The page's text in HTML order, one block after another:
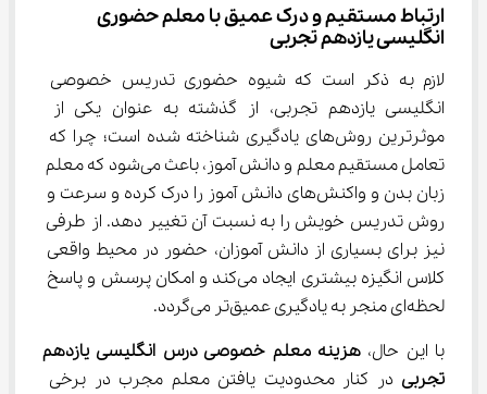
ارتباط مستقیم و درک عمیق با معلم حضوری
انگلیسی یازدهم تجربی
لازم به ذکر است که شیوه حضوری تدریس خصوصی
انگلیسی یازدهم تجربی، از گذشته به عنوان یکی از
موثرترین روش‌های یادگیری شناخته شده است؛ چرا که
تعامل مستقیم معلم و دانش آموز، باعث می‌شود که معلم
زبان بدن و واکنش‌های دانش آموز را درک کرده و سرعت و
روش تدریس خویش را به نسبت آن تغییر دهد. از طرفی
نیز برای بسیاری از دانش آموزان، حضور در محیط واقعی
کلاس انگیزه بیشتری ایجاد می‌کند و امکان پرسش و پاسخ
لحظه‌ای منجر به یادگیری عمیق‌تر می‌گردد.
با این حال، هزینه معلم خصوصی درس انگلیسی یازدهم
تجربی در کنار محدودیت یافتن معلم مجرب در برخی